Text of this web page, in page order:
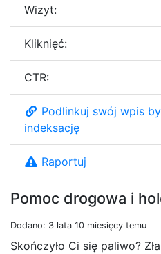
Pomoc drogowa i
Dodano: 3 lata 10 miesięcy temu
Skończyło Ci się paliwo?
Wizyt:
Kliknięć:
CTR:
Podlinkuj swój wpis
indeksację
Raportuj